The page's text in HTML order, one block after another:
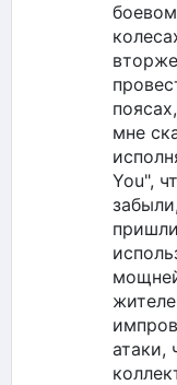
мне
You",
атаки,